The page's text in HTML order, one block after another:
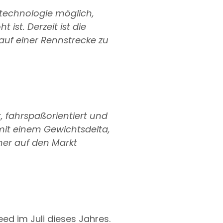
möglich,
ist. Derzeit ist die
einer Rennstrecke zu
fahrspaßorientiert und
einem Gewichtsdelta,
auf den Markt
im Juli dieses Jahres.